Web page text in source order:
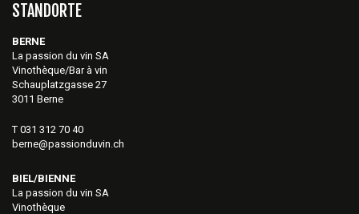
STANDORTE
BERNE
La passion du vin SA
Vinothèque/Bar à vin
Schauplatzgasse 27
3011 Berne
T 031 312 70 40
berne@passionduvin.ch
BIEL/BIENNE
La passion du vin SA
Vinothèque